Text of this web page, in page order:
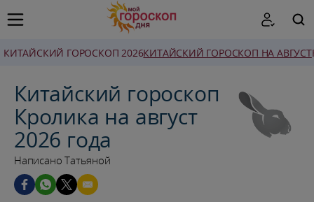
КИТАЙСКИЙ ГОРОСКОП 2026КИТАЙСКИЙ ГОРОСКОП НА АВГУСТ
Китайский гороскоп
Кролика на август
2026 года
Написано Татьяной